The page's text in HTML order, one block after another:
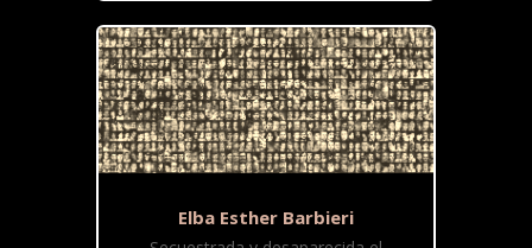
Elba Esther Barbieri